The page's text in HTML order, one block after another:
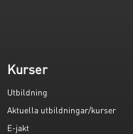
Kurser
Utbildning
Aktuella utbildningar/kurser
E-jakt